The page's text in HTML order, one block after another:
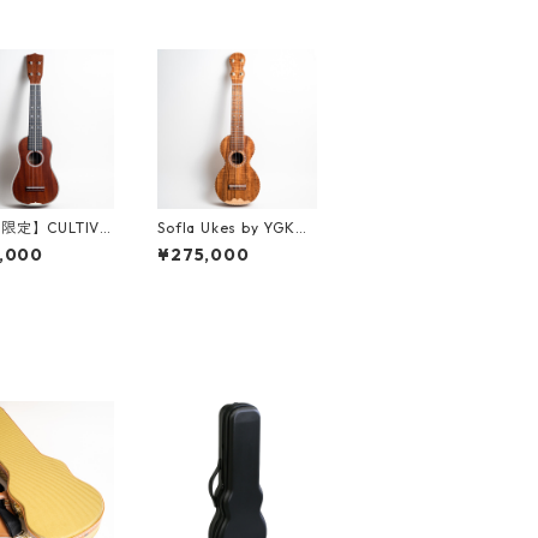
定】CULTIVA
D3M-W
ーマホガニ
Sofla Ukes by YGK
（山崎ギター工房）#
457 ハワイアンコア ソ
¥275,000